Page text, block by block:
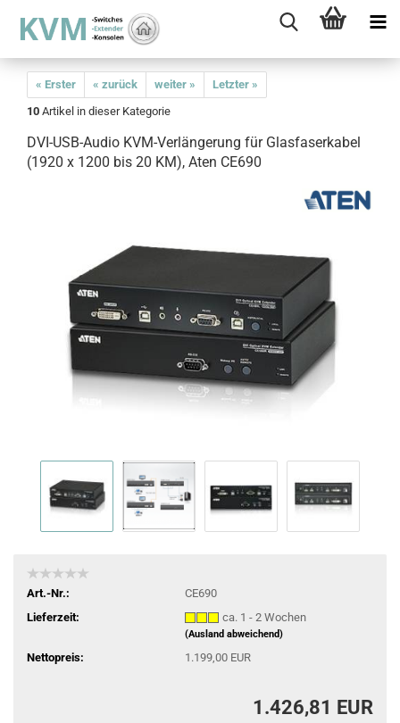
« Erster « zurück weiter »
Letzter »
10 Artikel in dieser Kategorie
DVI-USB-Audio KVM-Verlängerung für Glasfaserkabel
(1920 x 1200 bis 20 KM), Aten CE690
Art.-Nr.:
CE690
Lieferzeit:
ca. 1 - 2 Wochen
(Ausland abweichend)
Nettopreis: 1.199,00 EUR
1.426,81 EUR